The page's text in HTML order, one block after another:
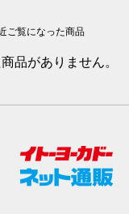
ご覧になった商品
品がありません。